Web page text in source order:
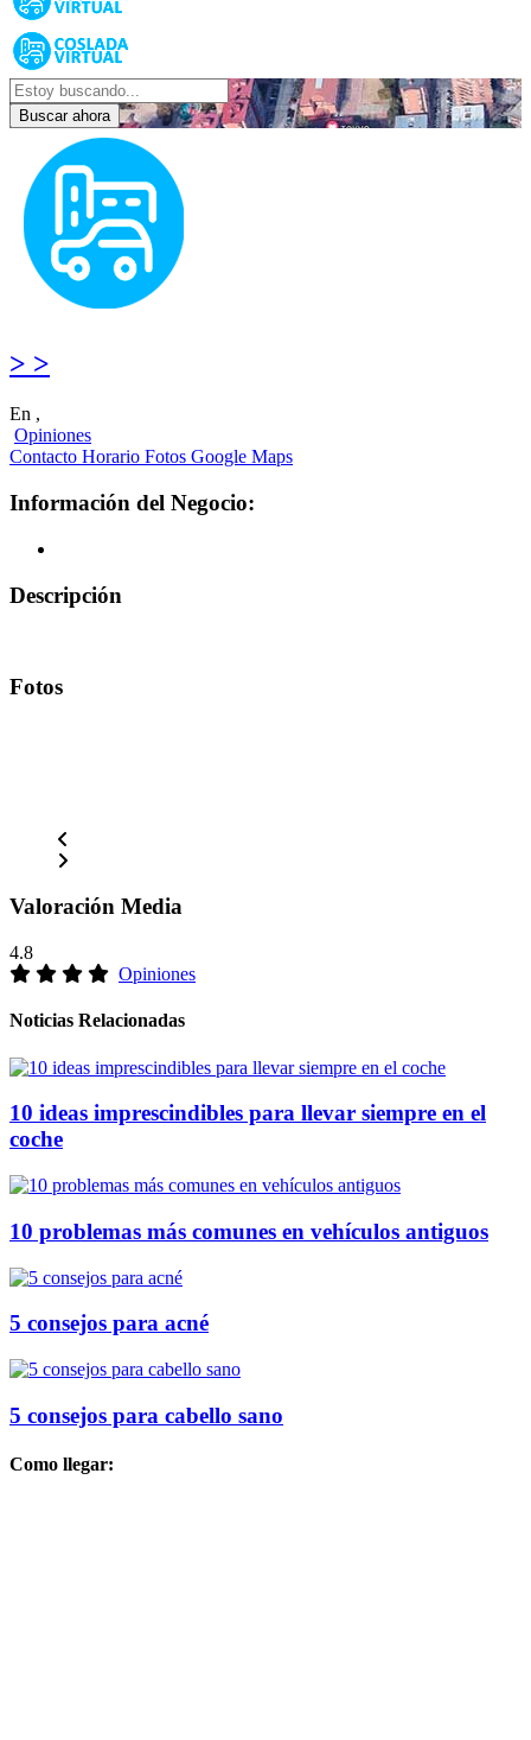
Buscar ahora
> >
En ,
Opiniones
Contacto Horario Fotos Google Maps
Información del Negocio:
Descripción
Fotos
Valoración Media
4.8
Opiniones
Noticias Relacionadas
10 ideas imprescindibles para llevar siempre en el
coche
10 problemas más comunes en vehículos antiguos
5 consejos para acné
5 consejos para cabello sano
Como llegar: